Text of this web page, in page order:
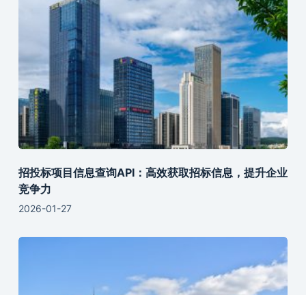
招投标项目信息查询API：高效获取招标信息，提升企业
竞争力
2026-01-27